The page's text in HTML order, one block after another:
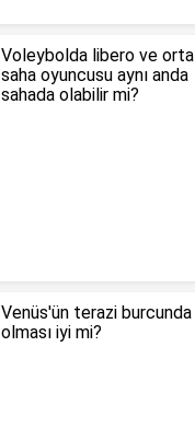
Voleybolda libero ve orta
saha oyuncusu aynı anda
sahada olabilir mi?
Venüs'ün terazi burcunda
olması iyi mi?